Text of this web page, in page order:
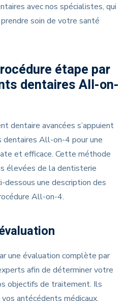
avec nos spécialistes, qui
soin de votre santé
étape par
dentaires All-on-
dentaire avancées s’appuient
All-on-4 pour une
et efficace. Cette méthode
élevées de la dentisterie
dessous une description des
All-on-4.
une évaluation complète par
afin de déterminer votre
objectifs de traitement. Ils
antécédents médicaux,